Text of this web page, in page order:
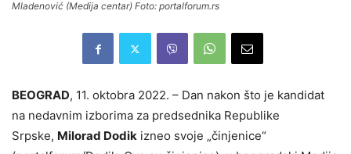
Mladenović (Medija centar) Foto: portalforum.rs
BEOGRAD, 11. oktobra 2022. – Dan nakon što je kandidat
na nedavnim izborima za predsednika Republike
Srpske, Milorad Dodik izneo svoje „činjenice“